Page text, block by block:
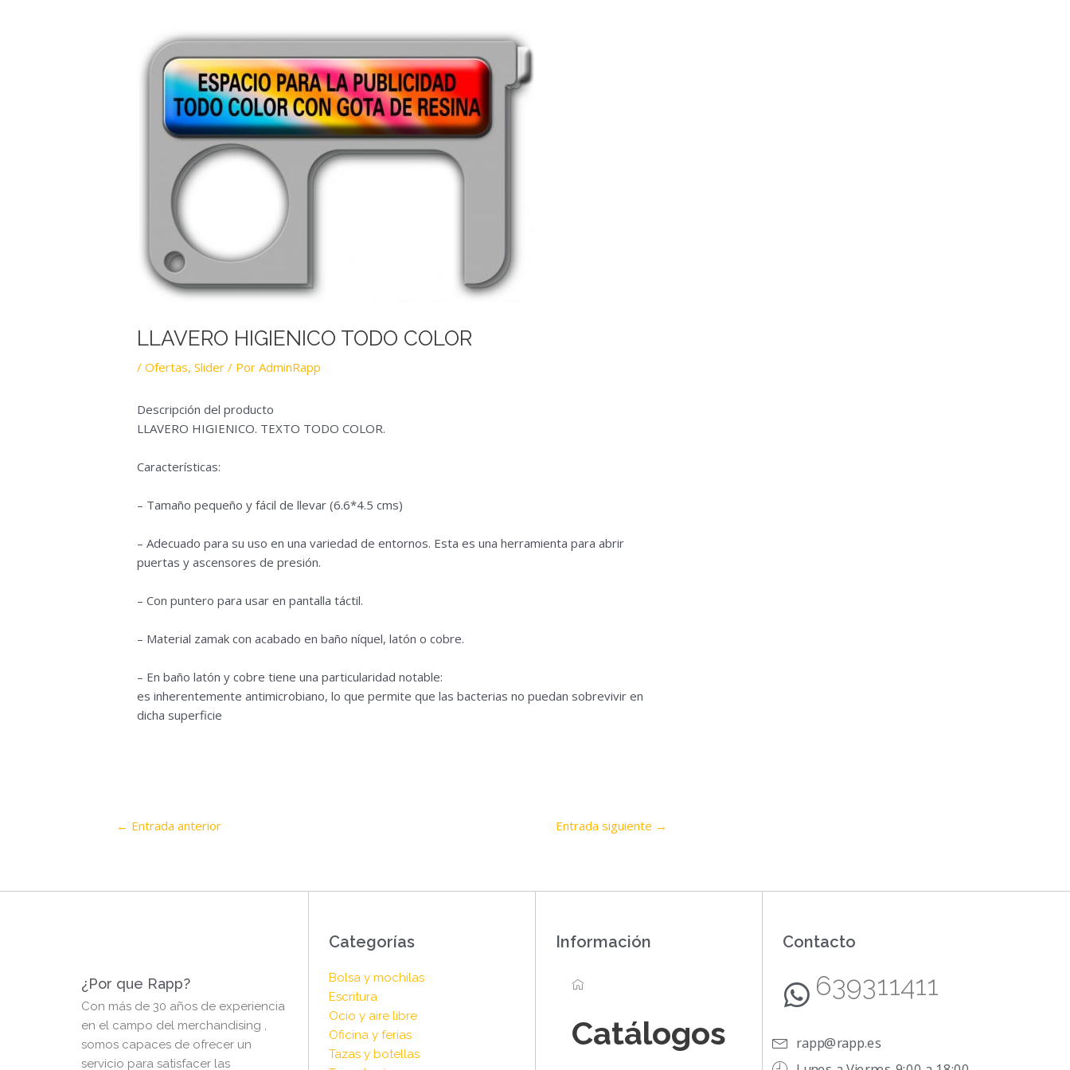
LLAVERO HIGIENICO TODO COLOR
/Ofertas,Slider / PorAdminRapp
Descripción del producto
LLAVERO HIGIENICO. TEXTO TODO COLOR.
Características:
– Tamaño pequeño y fácil de llevar (6.6*4.5 cms)
– Adecuado para su uso en una variedad de entornos. Esta es una herramienta para abrir
puertas y ascensores de presión.
– Con puntero para usar en pantalla táctil.
– Material zamak con acabado en baño níquel, latón o cobre.
– En baño latón y cobre tiene una particularidad notable:
es inherentemente antimicrobiano, lo que permite que las bacterias no puedan sobrevivir en
dicha superficie
← Entrada anterior Entrada siguiente →
¿Por que Rapp?
Con más de 30 años de experiencia
en el campo del merchandising ,
somos capaces de ofrecer un
servicio para satisfacer las
Categorías
Bolsa y mochilas
Escritura
Ocio y aire libre
Oficina y ferias
Tazas y botellas
Información
Catálogos
Contacto
639311411
rapp@rapp.es